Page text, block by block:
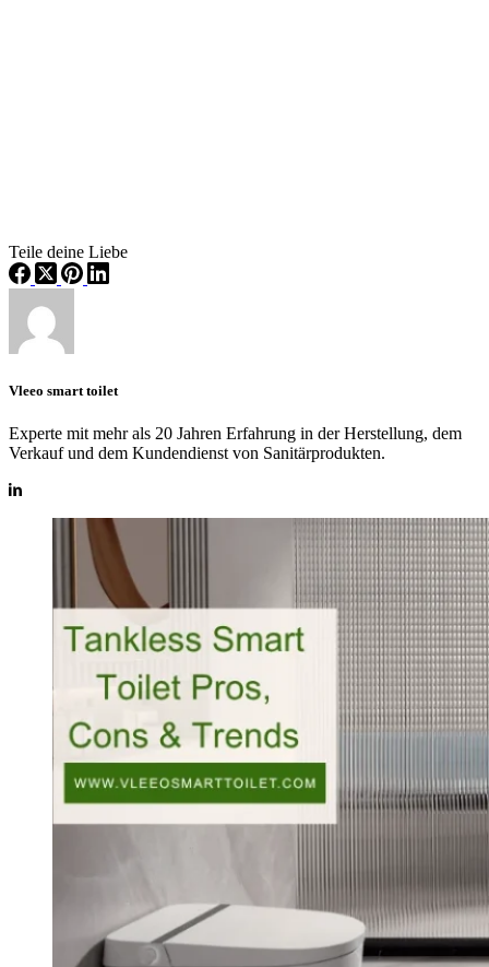
Teile deine Liebe
Vleeo smart toilet
Experte mit mehr als 20 Jahren Erfahrung in der Herstellung, dem
Verkauf und dem Kundendienst von Sanitärprodukten.